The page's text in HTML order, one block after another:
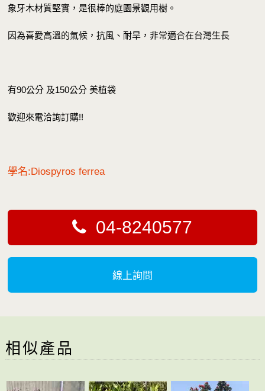
象牙木材質堅實，是很棒的庭園景觀用樹。
因為喜愛高溫的氣候，抗風、耐旱，非常適合在台灣生長
有90公分 及150公分 美植袋
歡迎來電洽詢訂購!!
學名:Diospyros ferrea
04-8240577
線上詢問
相似產品